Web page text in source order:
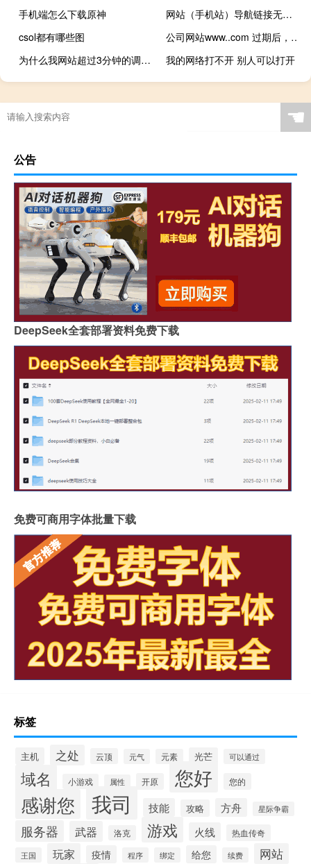
手机端怎么下载原神
网站（手机站）导航链接无页面，备案图标不居中。
csol都有哪些图
公司网站www..com 过期后，注销备案的权限 是否一直都
为什么我网站超过3分钟的调用视频播放不了？
我的网络打不开 别人可以打开
☚
公告
DeepSeek全套部署资料免费下载
免费可商用字体批量下载
标签
主机 之处 云顶 元气 元素 光芒 可以通过
域名 小游戏 属性 开原 您好 您的
感谢您 我司 技能 攻略 方舟 星际争霸
服务器 武器 洛克 游戏 火线 热血传奇
王国 玩家 疫情 程序 绑定 给您 续费 网站